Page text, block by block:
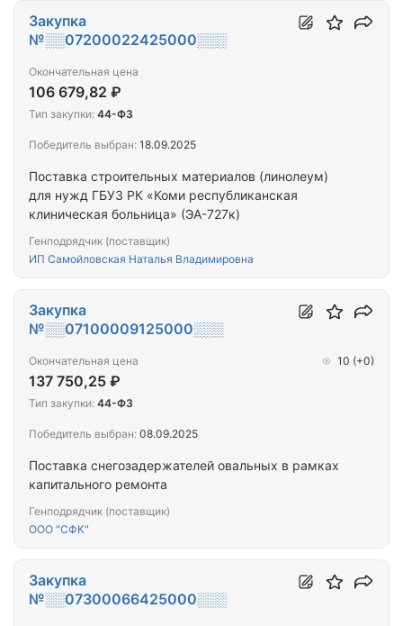
Поставка строительных материалов (линолеум)
для нужд ГБУЗ РК «Коми республиканская
клиническая больница» (ЭА-727к)
Генподрядчик (поставщик)
ИП Самойловская Наталья Владимировна
Закупка
№░░07200022425000░░░
Окончательная цена
106 679,82 ₽
Тип закупки: 44-ФЗ
Победитель выбран: 18.09.2025
Поставка снегозадержателей овальных в рамках
капитального ремонта
Генподрядчик (поставщик)
ООО "СФК"
Закупка
№░░07100009125000░░░
Окончательная цена
137 750,25 ₽
10 (+0)
Тип закупки: 44-ФЗ
Победитель выбран: 08.09.2025
Закупка
№░░07300066425000░░░